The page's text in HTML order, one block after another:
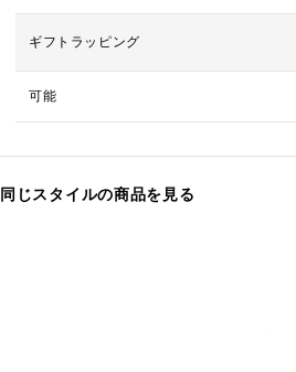
ギフトラッピング
可能
同じスタイルの商品を見る